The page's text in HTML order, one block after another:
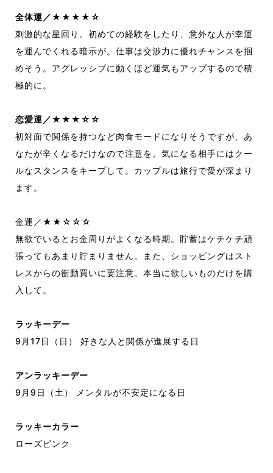
全体運／★★★★☆
刺激的な星回り。初めての経験をしたり、意外な人が幸運
を運んでくれる暗示が。仕事は交渉力に優れチャンスを掴
めそう。アグレッシブに動くほど運気もアップするので積
極的に。
恋愛運／★★★☆☆
初対面で関係を持つなど肉食モードになりそうですが、あ
なたが辛くなるだけなので注意を。気になる相手にはクー
ルなスタンスをキープして。カップルは旅行で愛が深まり
ます。
金運／★★☆☆☆
無欲でいるとお金周りがよくなる時期。貯蓄はケチケチ頑
張ってもあまり貯まりません。また、ショッピングはスト
レスからの衝動買いに要注意。本当に欲しいものだけを購
入して。
ラッキーデー
9月17日（日） 好きな人と関係が進展する日
アンラッキーデー
9月9日（土） メンタルが不安定になる日
ラッキーカラー
ローズピンク